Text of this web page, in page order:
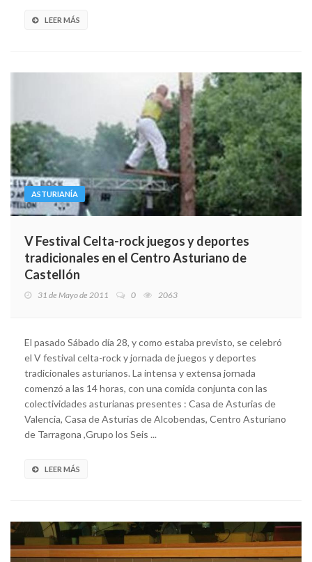
LEER MÁS
ASTURIANÍA
V Festival Celta-rock juegos y deportes
tradicionales en el Centro Asturiano de
Castellón
31 de Mayo de 2011 0 2063
El pasado Sábado día 28, y como estaba previsto, se celebró
el V festival celta-rock y jornada de juegos y deportes
tradicionales asturianos. La intensa y extensa jornada
comenzó a las 14 horas, con una comida conjunta con las
colectividades asturianas presentes : Casa de Asturias de
Valencia, Casa de Asturias de Alcobendas, Centro Asturiano
de Tarragona ,Grupo los Seis ...
LEER MÁS